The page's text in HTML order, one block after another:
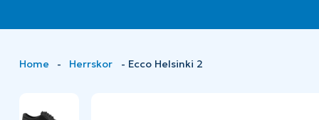
Home - Herrskor - Ecco Helsinki 2